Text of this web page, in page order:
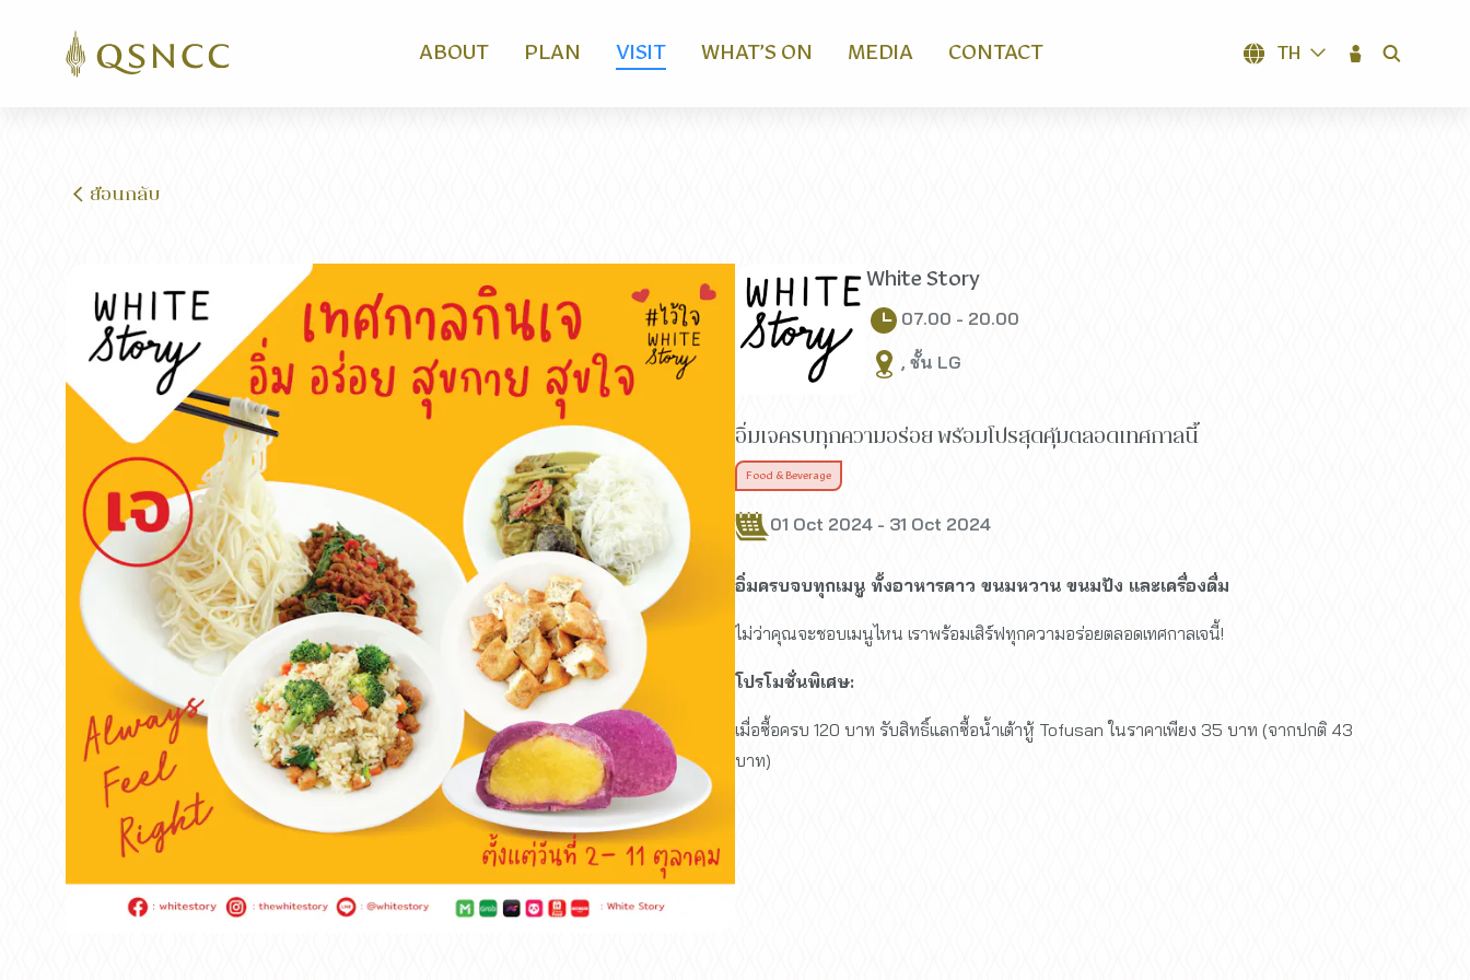
ABOUT PLAN VISIT WHAT’S ON MEDIA CONTACT TH
ย้อนกลับ
White Story
07.00 - 20.00
, ชั้น LG
อิ่มเจครบทุกความอร่อย พร้อมโปรสุดคุ้มตลอดเทศกาลนี้
Food & Beverage
01 Oct 2024 - 31 Oct 2024
อิ่มครบจบทุกเมนู ทั้งอาหารคาว ขนมหวาน ขนมปัง และเครื่องดื่ม
ไม่ว่าคุณจะชอบเมนูไหน เราพร้อมเสิร์ฟทุกความอร่อยตลอดเทศกาลเจนี้!
โปรโมชั่นพิเศษ:
เมื่อซื้อครบ 120 บาท รับสิทธิ์แลกซื้อน้ำเต้าหู้ Tofusan ในราคาเพียง 35 บาท (จากปกติ 43
บาท)